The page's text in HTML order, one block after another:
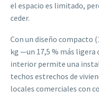
el espacio es limitado,
ceder.
Con un diseño compacto
kg —un 17,5 % más ligera
interior permite una
techos estrechos de
locales comerciales con